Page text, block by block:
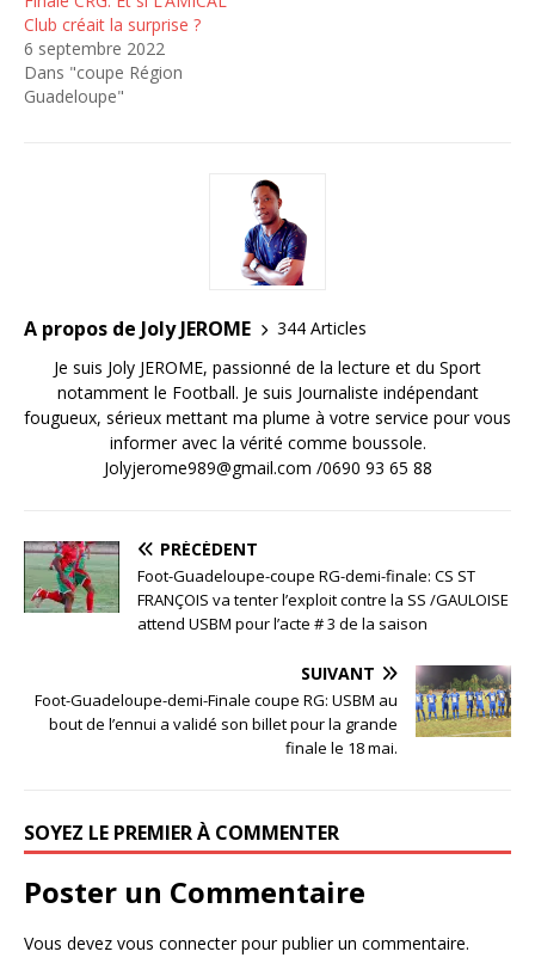
Club créait la surprise ?
6 septembre 2022
Dans "coupe Région
Guadeloupe"
A propos de Joly JEROME
344 Articles
Je suis Joly JEROME, passionné de la lecture et du Sport
notamment le Football. Je suis Journaliste indépendant
fougueux, sérieux mettant ma plume à votre service pour vous
informer avec la vérité comme boussole.
Jolyjerome989@gmail.com /0690 93 65 88
PRÉCÉDENT
Foot-Guadeloupe-coupe RG-demi-finale: CS ST
FRANÇOIS va tenter l’exploit contre la SS /GAULOISE
attend USBM pour l’acte # 3 de la saison
SUIVANT
Foot-Guadeloupe-demi-Finale coupe RG: USBM au
bout de l’ennui a validé son billet pour la grande
finale le 18 mai.
SOYEZ LE PREMIER À COMMENTER
Poster un Commentaire
Vous devez vous connecterpour publier un commentaire.